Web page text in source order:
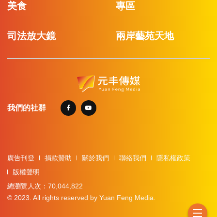
美食 專區
司法放大鏡 兩岸藝苑天地
我們的社群
廣告刊登 捐款贊助 關於我們 聯絡我們
隱私權政策
版權聲明
總瀏覽人次：70,044,822
© 2023. All rights reserved by Yuan Feng Media.